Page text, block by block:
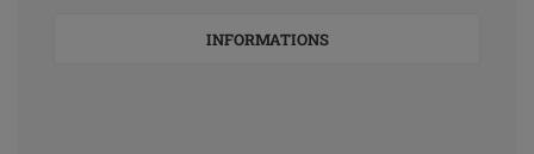
INFORMATIONS